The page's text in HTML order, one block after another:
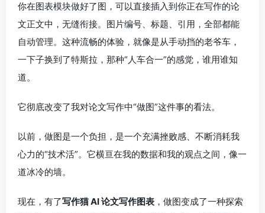
你在图表模块做好了图，可以直接插入到你正在写作的论
文正文中，无缝衔接。图片编号、标题、引用，全部都能
自动管理。这种流畅的体验，就像是从手动挡的老爷车，
一下子换到了特斯拉，那种“人车合一”的感觉，谁用谁知
道。
它彻底改变了我对论文写作中“做图”这件事的看法。
以前，做图是一个负担，是一个充满挫败感、不断消耗我
心力的“技术活”。它横亘在我的数据和我的观点之间，像一
道冰冷的墙。
现在，有了写作猫 AI 论文写作图表 ，做图变成了一种探索